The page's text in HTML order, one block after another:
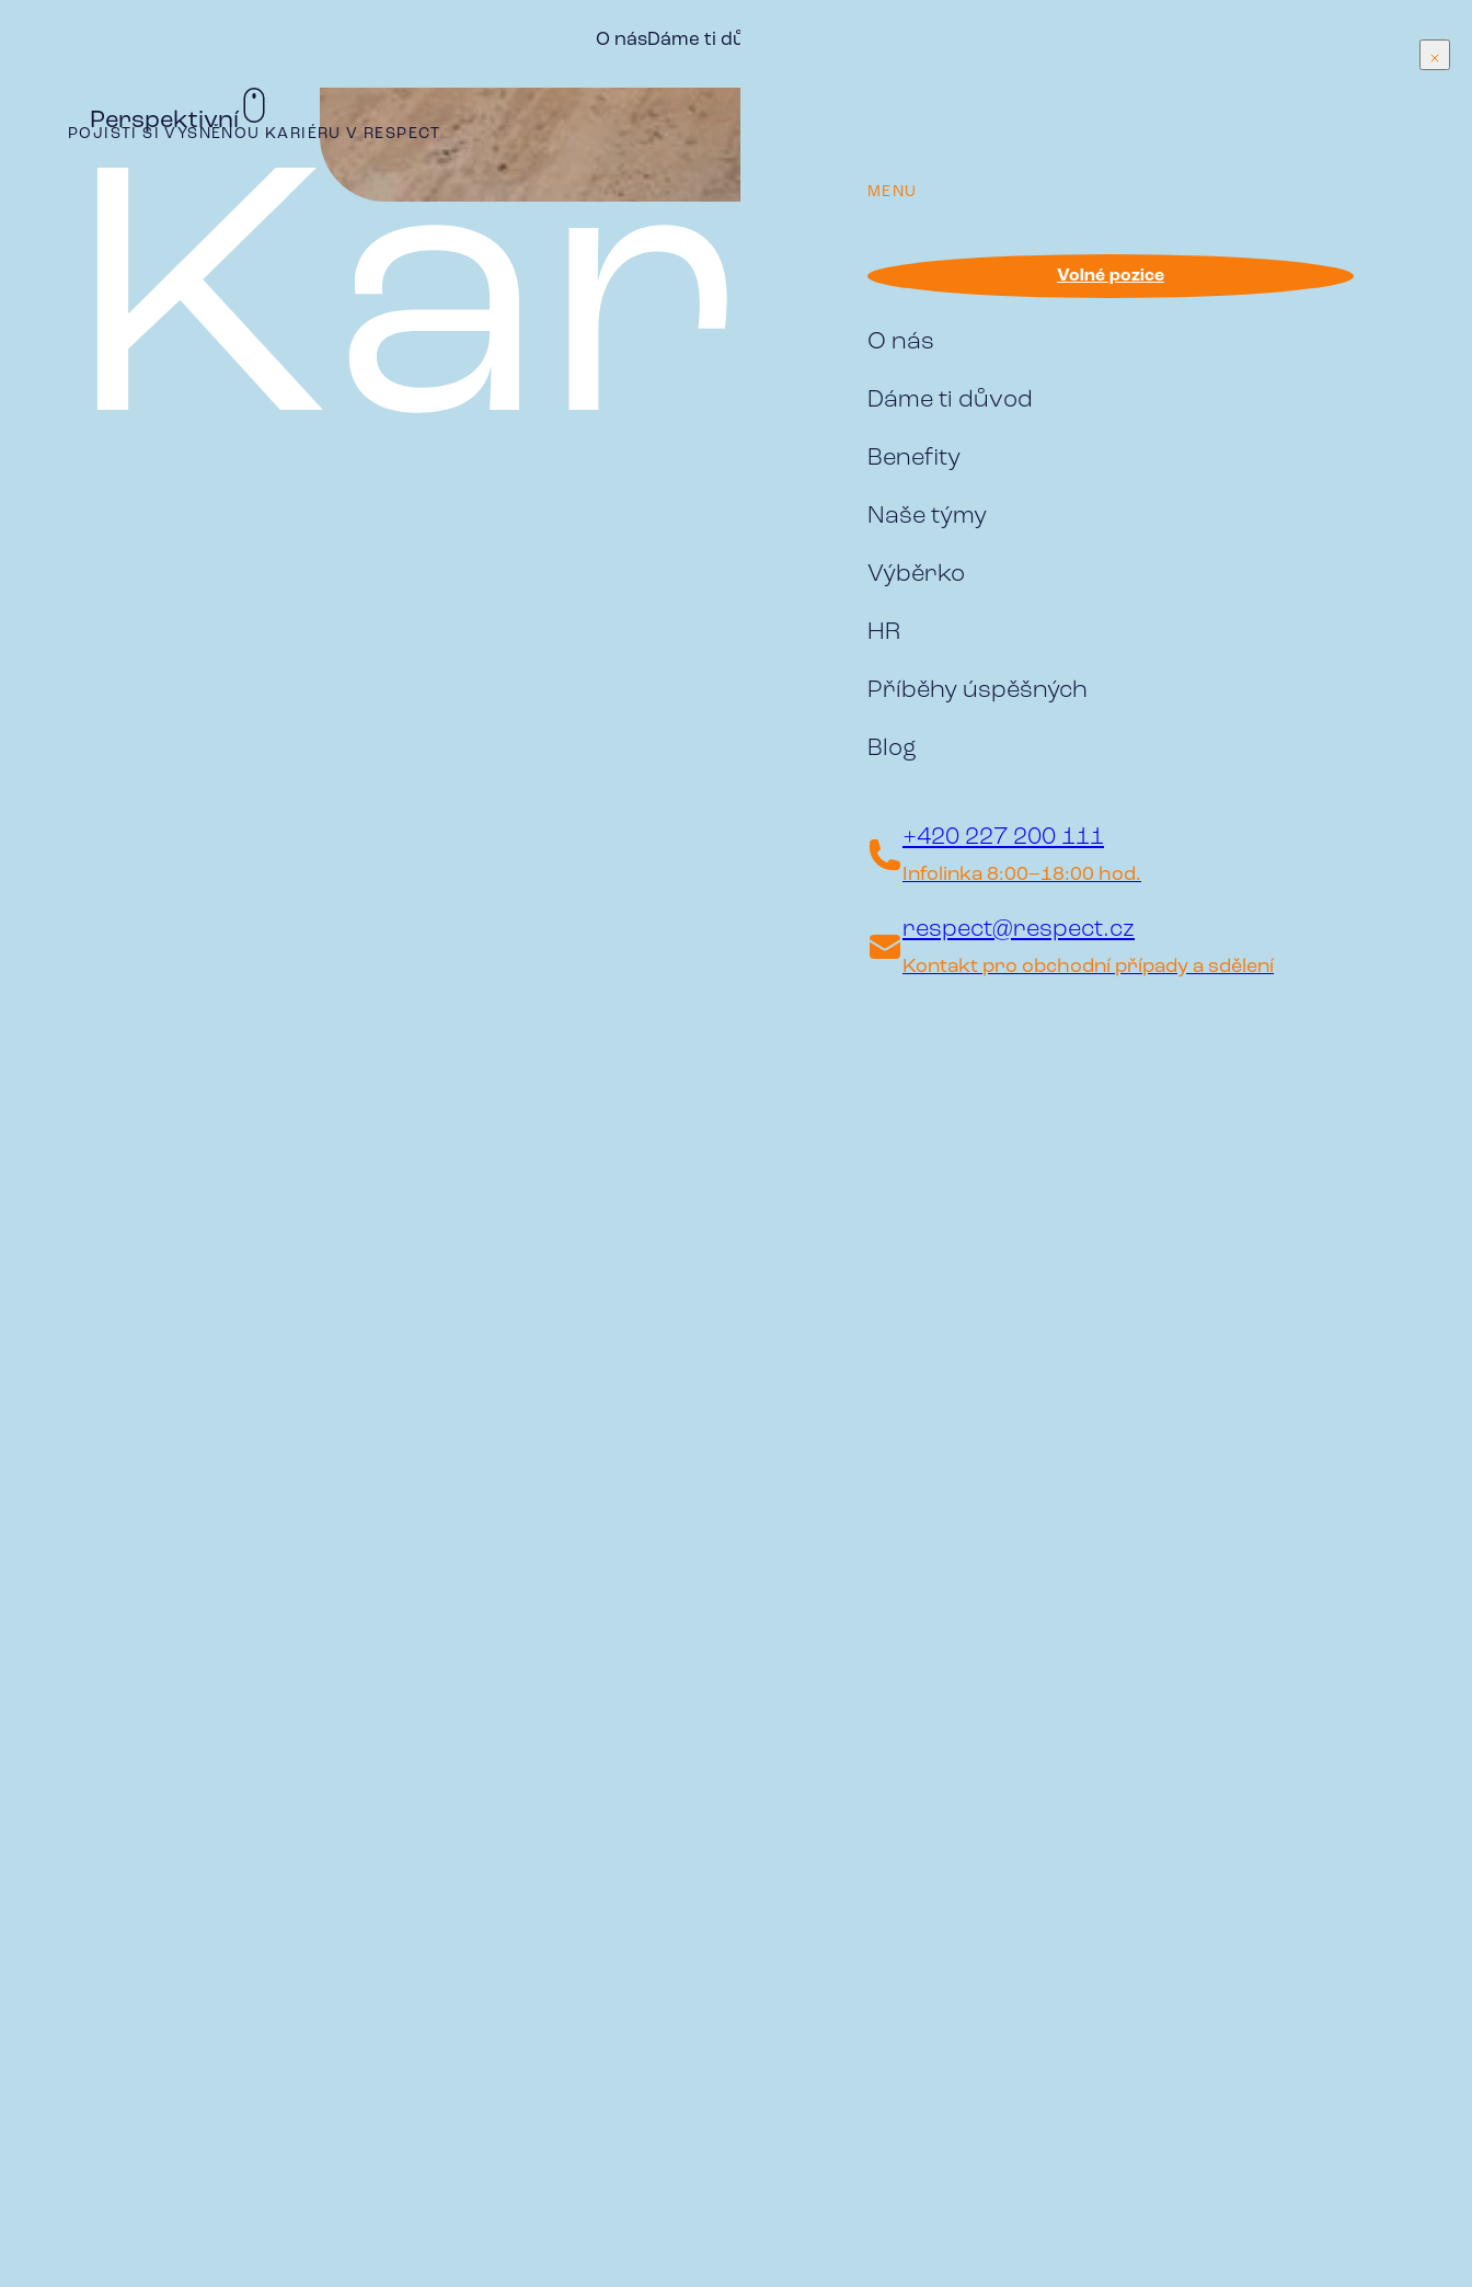
O násDáme ti důvod
MENU
Volné pozice
O nás
Dáme ti důvod
Benefity
Naše týmy
Výběrko
HR
Příběhy úspěšných
Blog
+420 227 200 111
Infolinka 8:00–18:00 hod.
respect@respect.cz
Kontakt pro obchodní případy a sdělení
Perspektivní
Kariéra
POJISTI SI VYSNĚNOU KARIÉRU V RESPECT